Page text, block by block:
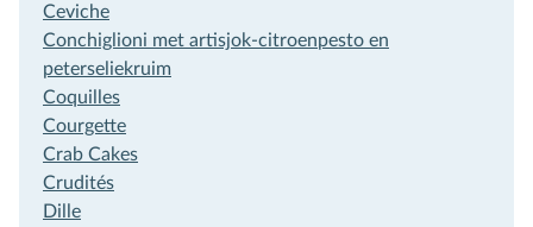
Ceviche
Conchiglioni met artisjok-citroenpesto en
peterseliekruim
Coquilles
Courgette
Crab Cakes
Crudités
Dille